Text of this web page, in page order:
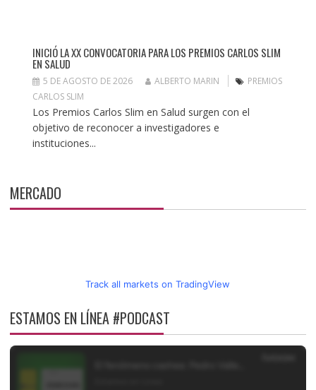
INICIÓ LA XX CONVOCATORIA PARA LOS PREMIOS CARLOS SLIM
EN SALUD
5 DE AGOSTO DE 2026 ALBERTO MARIN
PREMIOS
CARLOS SLIM
Los Premios Carlos Slim en Salud surgen con el
objetivo de reconocer a investigadores e
instituciones...
MERCADO
Track all markets on TradingView
ESTAMOS EN LÍNEA #PODCAST